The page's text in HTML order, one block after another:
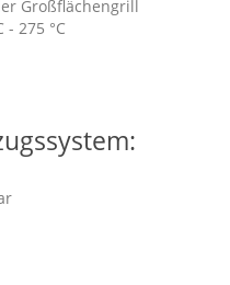
Großflächengrill
275 °C